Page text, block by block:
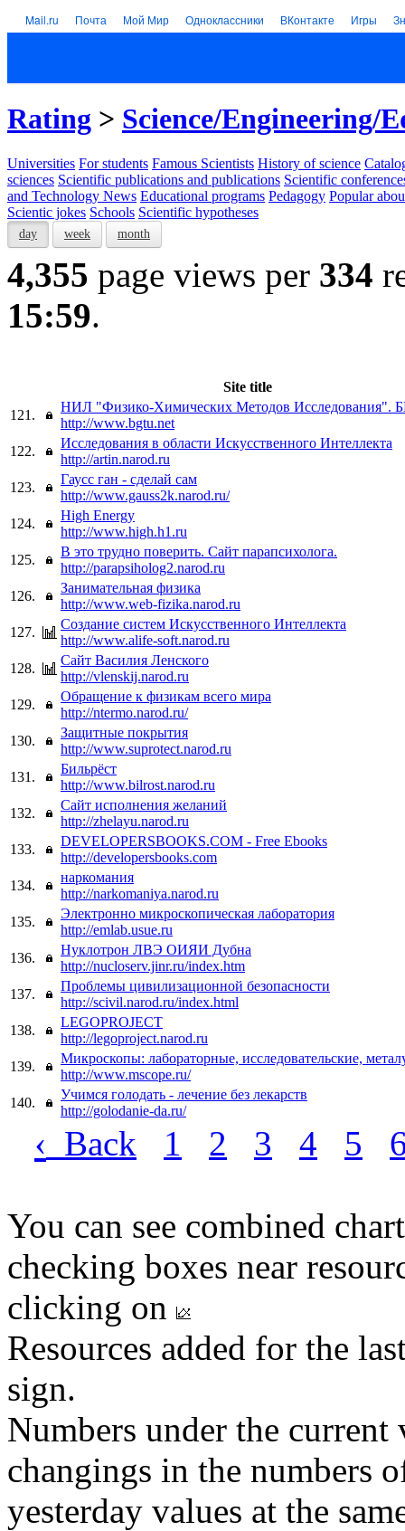
Mail.ru Почта Мой Мир Одноклассники ВКонтакте Игры
Rating > Science/Engineering/
Universities For students Famous Scientists History of science
sciences Scientific publications and publications Scientific
and Technology News Educational programs Pedagogy Popular
Scientic jokes Schools Scientific hypotheses
day week month
4,355 page views per 334
15:59.
Site title
121.
НИЛ "Физико-Химических Методов Исследования".
http://www.bgtu.net
122.
Исследования в области Искусственного Интеллекта
http://artin.narod.ru
123.
Гаусс ган - сделай сам
http://www.gauss2k.narod.ru/
124.
High Energy
http://www.high.h1.ru
125.
В это трудно поверить. Сайт парапсихолога.
http://parapsiholog2.narod.ru
126.
Занимательная физика
http://www.web-fizika.narod.ru
127.
Создание систем Искусственного Интеллекта
http://www.alife-soft.narod.ru
128.
Сайт Василия Ленского
http://vlenskij.narod.ru
129.
Обращение к физикам всего мира
http://ntermo.narod.ru/
130.
Защитные покрытия
http://www.suprotect.narod.ru
131.
Бильрёст
http://www.bilrost.narod.ru
132.
Сайт исполнения желаний
http://zhelayu.narod.ru
133.
DEVELOPERSBOOKS.COM - Free Ebooks
http://developersbooks.com
134.
наркомания
http://narkomaniya.narod.ru
135.
Электронно микроскопическая лаборатория
http://emlab.usue.ru
136.
Нуклотрон ЛВЭ ОИЯИ Дубна
http://nucloserv.jinr.ru/index.htm
137.
Проблемы цивилизационной безопасности
http://scivil.narod.ru/index.html
138.
LEGOPROJECT
http://legoproject.narod.ru
139.
Микроскопы: лабораторные, исследовательские,
http://www.mscope.ru/
140.
Учимся голодать - лечение без лекарств
http://golodanie-da.ru/
‹ Back 1 2 3 4 5
You can see combined
checking boxes near
clicking on
Resources added for the
sign.
Numbers under the
changings in the numbers
yesterday values at the